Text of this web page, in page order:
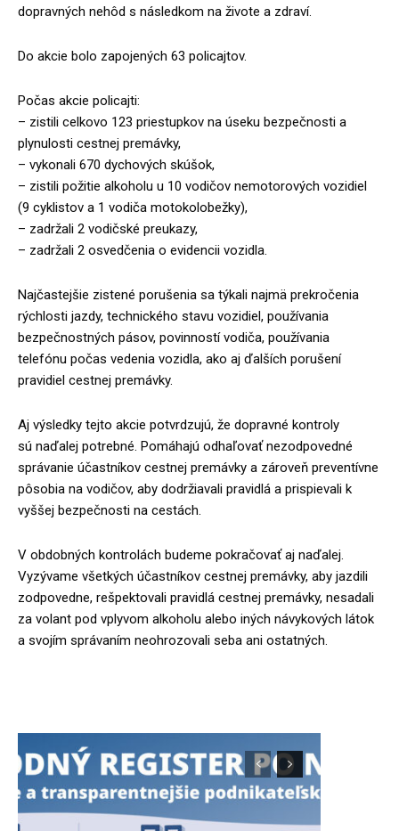
dopravných nehôd s následkom na živote a zdraví.
Do akcie bolo zapojených 63 policajtov.
Počas akcie policajti:
– zistili celkovo 123 priestupkov na úseku bezpečnosti a
plynulosti cestnej premávky,
– vykonali 670 dychových skúšok,
– zistili požitie alkoholu u 10 vodičov nemotorových vozidiel
(9 cyklistov a 1 vodiča motokolobežky),
– zadržali 2 vodičské preukazy,
– zadržali 2 osvedčenia o evidencii vozidla.
Najčastejšie zistené porušenia sa týkali najmä prekročenia
rýchlosti jazdy, technického stavu vozidiel, používania
bezpečnostných pásov, povinností vodiča, používania
telefónu počas vedenia vozidla, ako aj ďalších porušení
pravidiel cestnej premávky.
Aj výsledky tejto akcie potvrdzujú, že dopravné kontroly
sú naďalej potrebné. Pomáhajú odhaľovať nezodpovedné
správanie účastníkov cestnej premávky a zároveň preventívne
pôsobia na vodičov, aby dodržiavali pravidlá a prispievali k
vyššej bezpečnosti na cestách.
V obdobných kontrolách budeme pokračovať aj naďalej.
Vyzývame všetkých účastníkov cestnej premávky, aby jazdili
zodpovedne, rešpektovali pravidlá cestnej premávky, nesadali
za volant pod vplyvom alkoholu alebo iných návykových látok
a svojím správaním neohrozovali seba ani ostatných.